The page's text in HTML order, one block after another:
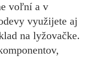
voľní a v
využijete aj
na lyžovačke.